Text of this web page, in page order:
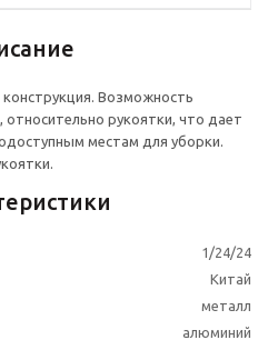
Возможность
рукоятки, что дает
местам для уборки.
1/24/24
Китай
металл
алюминий